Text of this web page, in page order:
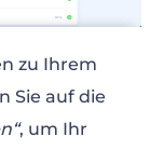
zu Ihrem
Sie auf die
, um Ihr